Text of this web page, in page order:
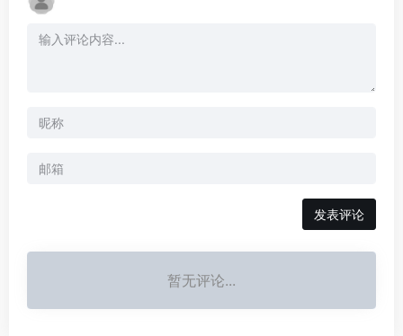
发表评论
暂无评论...